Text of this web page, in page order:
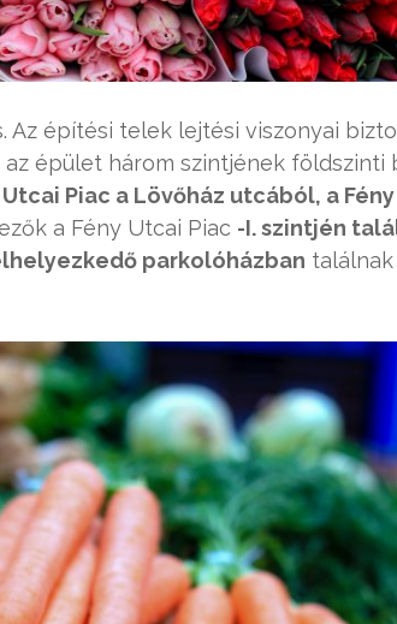
Az építési telek lejtési viszonyai
épület három szintjének földszinti
Piac a Lövőház utcából, a
a Fény Utcai Piac -I. szintjén
parkolóházban